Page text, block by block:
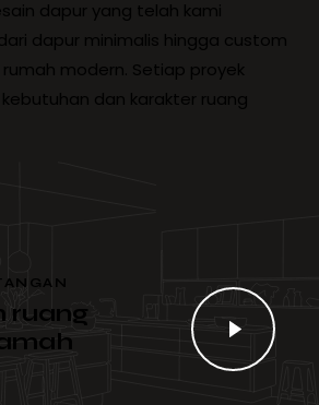
dapur yang telah kami
dapur minimalis hingga custom
modern. Setiap proyek
dan karakter ruang
ruang